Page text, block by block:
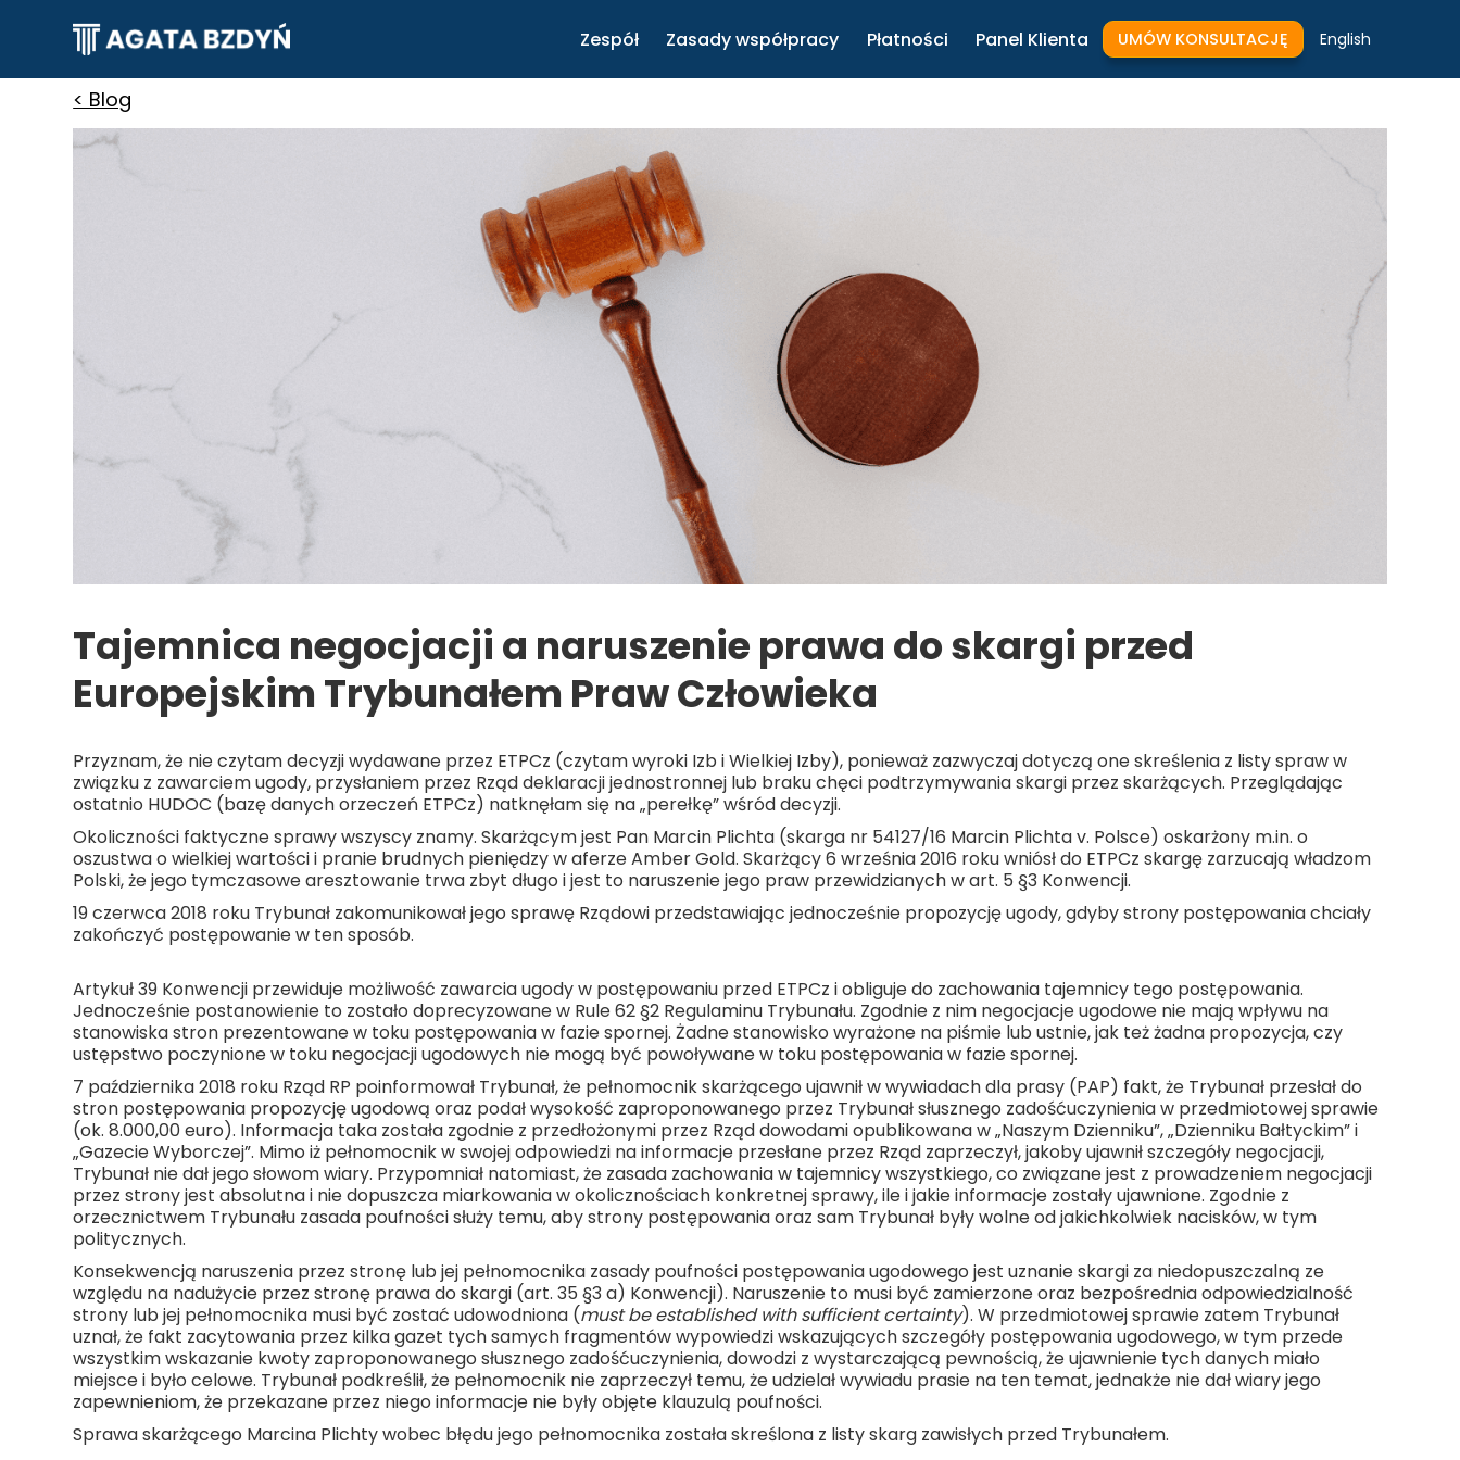
Zespół Zasady współpracy Płatności Panel Klienta UMÓW KONSULTACJĘ English
< Blog
Tajemnica negocjacji a naruszenie prawa do skargi przed
Europejskim Trybunałem Praw Człowieka
Przyznam, że nie czytam decyzji wydawane przez ETPCz (czytam wyroki Izb i Wielkiej Izby), ponieważ zazwyczaj dotyczą one skreślenia z listy spraw w
związku z zawarciem ugody, przysłaniem przez Rząd deklaracji jednostronnej lub braku chęci podtrzymywania skargi przez skarżących. Przeglądając
ostatnio HUDOC (bazę danych orzeczeń ETPCz) natknęłam się na „perełkę” wśród decyzji.
Okoliczności faktyczne sprawy wszyscy znamy. Skarżącym jest Pan Marcin Plichta (skarga nr 54127/16 Marcin Plichta v. Polsce) oskarżony m.in. o
oszustwa o wielkiej wartości i pranie brudnych pieniędzy w aferze Amber Gold. Skarżący 6 września 2016 roku wniósł do ETPCz skargę zarzucają władzom
Polski, że jego tymczasowe aresztowanie trwa zbyt długo i jest to naruszenie jego praw przewidzianych w art. 5 §3 Konwencji.
19 czerwca 2018 roku Trybunał zakomunikował jego sprawę Rządowi przedstawiając jednocześnie propozycję ugody, gdyby strony postępowania chciały
zakończyć postępowanie w ten sposób.
Artykuł 39 Konwencji przewiduje możliwość zawarcia ugody w postępowaniu przed ETPCz i obliguje do zachowania tajemnicy tego postępowania.
Jednocześnie postanowienie to zostało doprecyzowane w Rule 62 §2 Regulaminu Trybunału. Zgodnie z nim negocjacje ugodowe nie mają wpływu na
stanowiska stron prezentowane w toku postępowania w fazie spornej. Żadne stanowisko wyrażone na piśmie lub ustnie, jak też żadna propozycja, czy
ustępstwo poczynione w toku negocjacji ugodowych nie mogą być powoływane w toku postępowania w fazie spornej.
7 października 2018 roku Rząd RP poinformował Trybunał, że pełnomocnik skarżącego ujawnił w wywiadach dla prasy (PAP) fakt, że Trybunał przesłał do
stron postępowania propozycję ugodową oraz podał wysokość zaproponowanego przez Trybunał słusznego zadośćuczynienia w przedmiotowej sprawie
(ok. 8.000,00 euro). Informacja taka została zgodnie z przedłożonymi przez Rząd dowodami opublikowana w „Naszym Dzienniku”, „Dzienniku Bałtyckim” i
„Gazecie Wyborczej”. Mimo iż pełnomocnik w swojej odpowiedzi na informacje przesłane przez Rząd zaprzeczył, jakoby ujawnił szczegóły negocjacji,
Trybunał nie dał jego słowom wiary. Przypomniał natomiast, że zasada zachowania w tajemnicy wszystkiego, co związane jest z prowadzeniem negocjacji
przez strony jest absolutna i nie dopuszcza miarkowania w okolicznościach konkretnej sprawy, ile i jakie informacje zostały ujawnione. Zgodnie z
orzecznictwem Trybunału zasada poufności służy temu, aby strony postępowania oraz sam Trybunał były wolne od jakichkolwiek nacisków, w tym
politycznych.
Konsekwencją naruszenia przez stronę lub jej pełnomocnika zasady poufności postępowania ugodowego jest uznanie skargi za niedopuszczalną ze
względu na nadużycie przez stronę prawa do skargi (art. 35 §3 a) Konwencji). Naruszenie to musi być zamierzone oraz bezpośrednia odpowiedzialność
strony lub jej pełnomocnika musi być zostać udowodniona (must be established with sufficient certainty). W przedmiotowej sprawie zatem Trybunał
uznał, że fakt zacytowania przez kilka gazet tych samych fragmentów wypowiedzi wskazujących szczegóły postępowania ugodowego, w tym przede
wszystkim wskazanie kwoty zaproponowanego słusznego zadośćuczynienia, dowodzi z wystarczającą pewnością, że ujawnienie tych danych miało
miejsce i było celowe. Trybunał podkreślił, że pełnomocnik nie zaprzeczył temu, że udzielał wywiadu prasie na ten temat, jednakże nie dał wiary jego
zapewnieniom, że przekazane przez niego informacje nie były objęte klauzulą poufności.
Sprawa skarżącego Marcina Plichty wobec błędu jego pełnomocnika została skreślona z listy skarg zawisłych przed Trybunałem.